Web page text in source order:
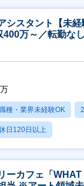
シスタント【未
万～／転勤なし
種・業界未経験OK
日120日以上
ーカフェ「